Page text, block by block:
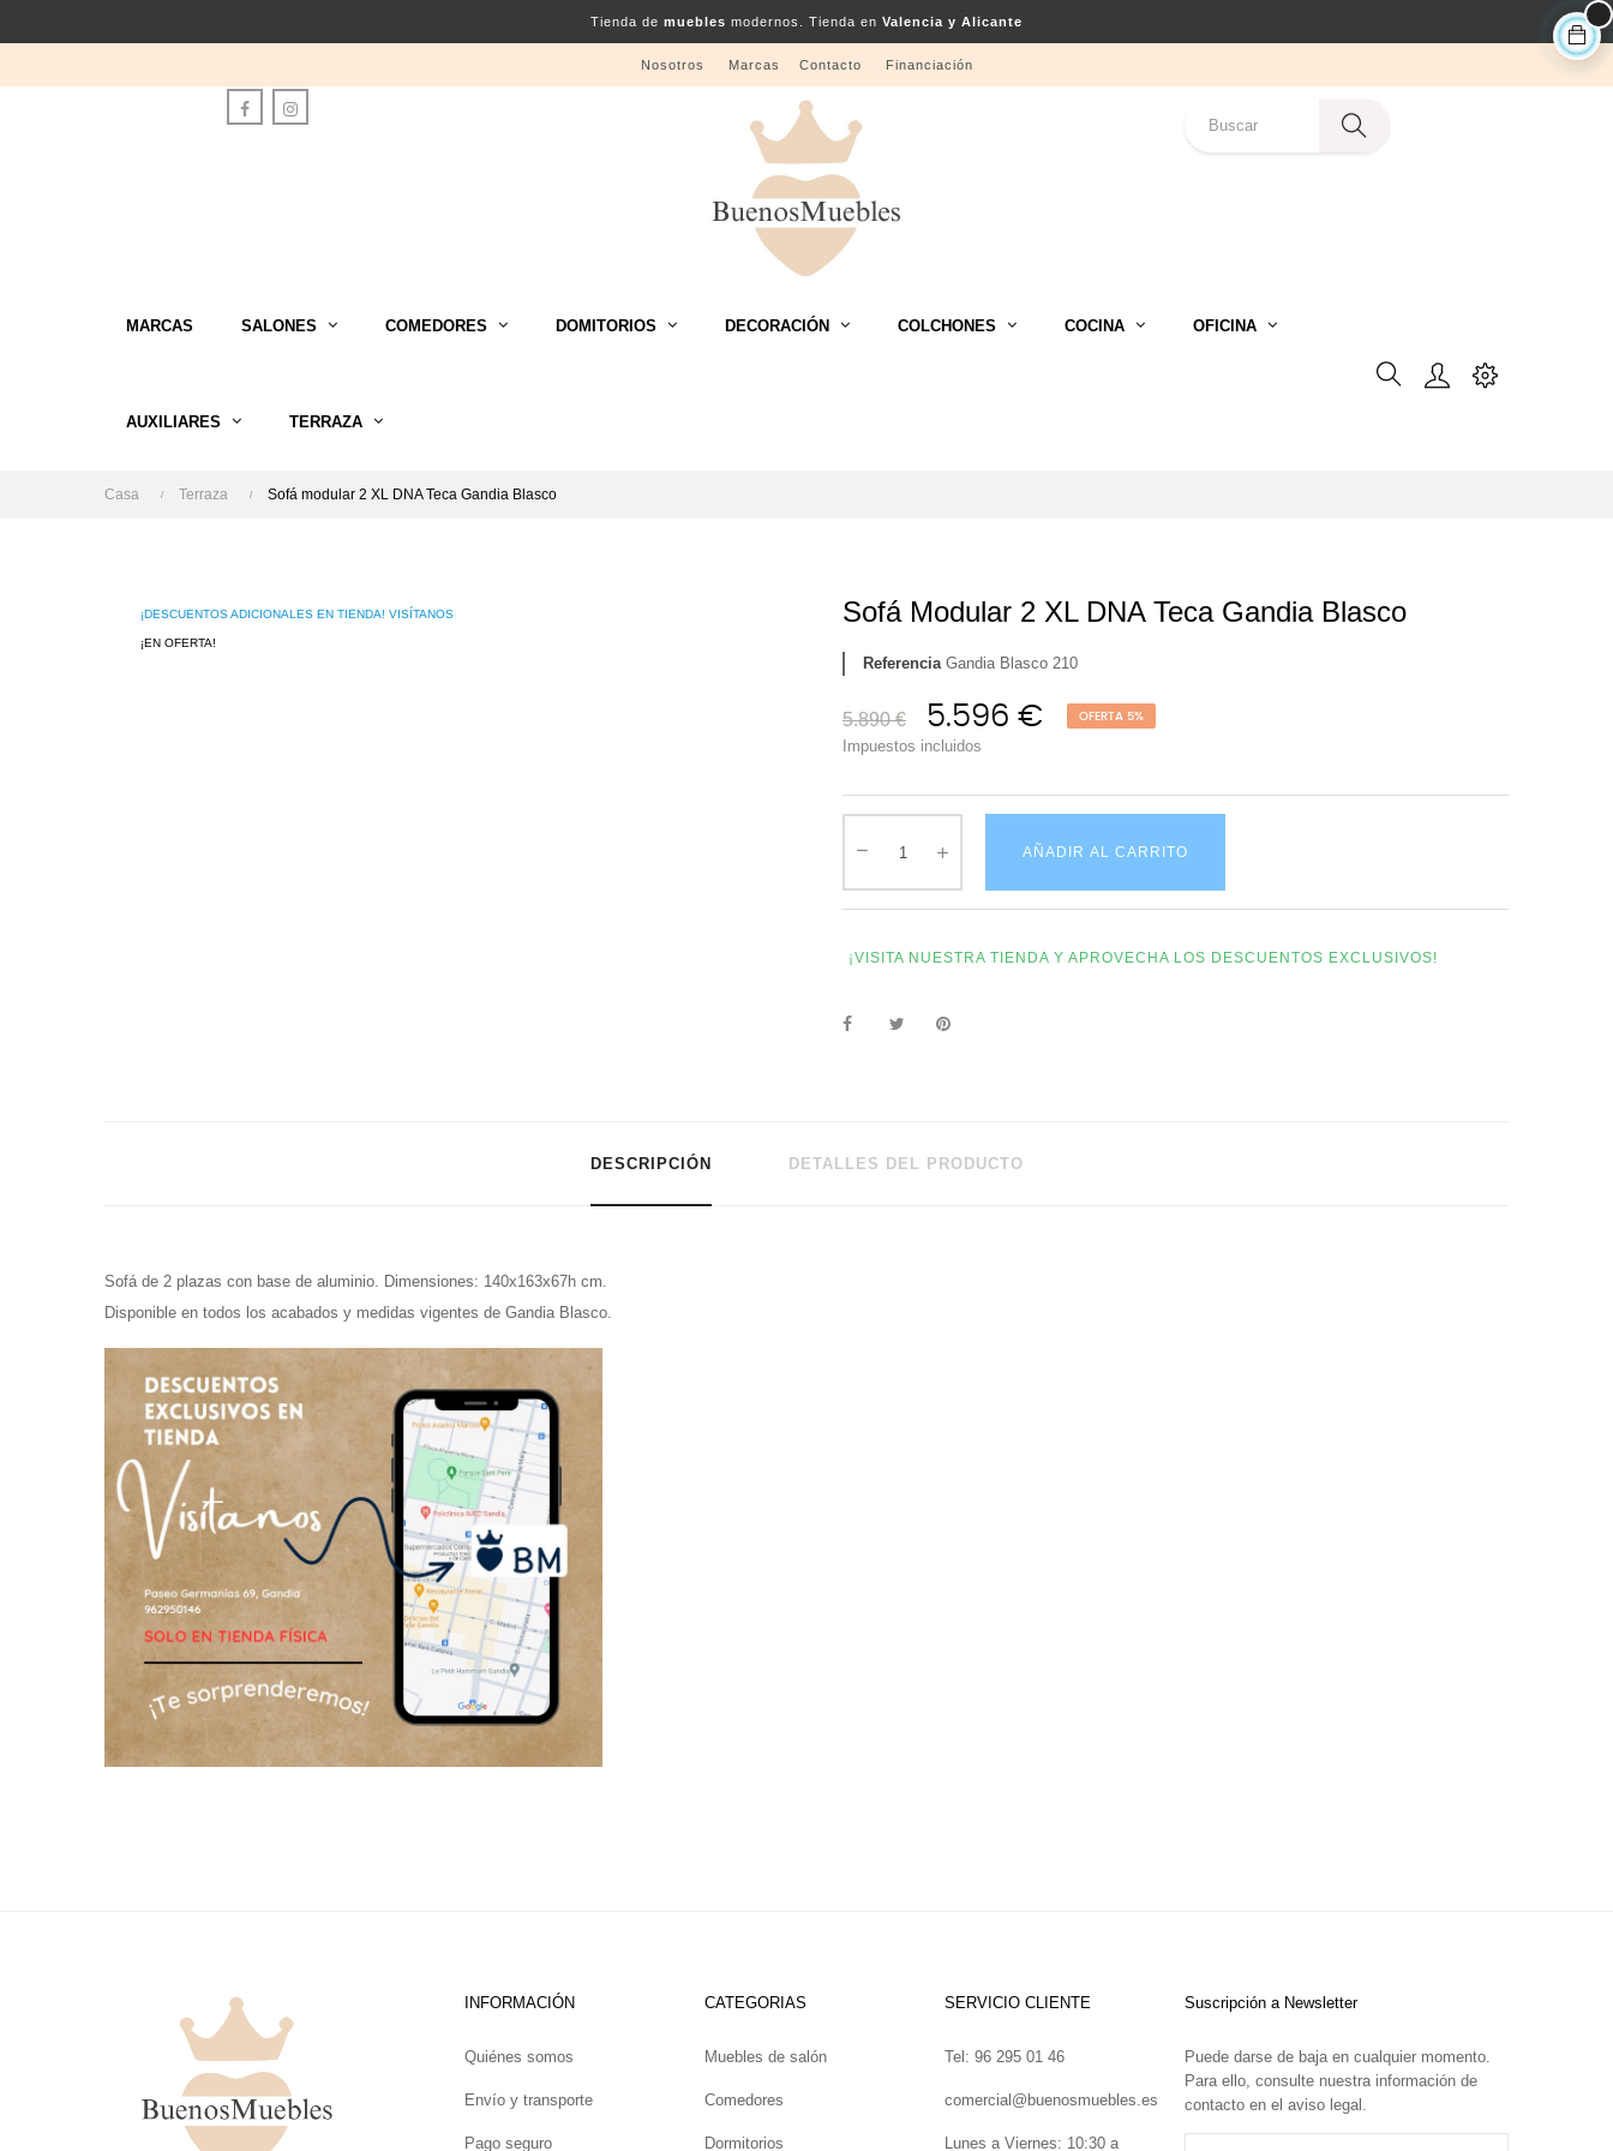
Tienda de muebles modernos. Tienda en Valencia y Alicante
Nosotros Marcas Contacto Financiación
Facebook
MARCAS SALONES COMEDORES DOMITORIOS DECORACIÓN COLCHONES COCINA OFICINA
AUXILIARES TERRAZA
Casa Terraza Sofá modular 2 XL DNA Teca Gandia Blasco
¡DESCUENTOS ADICIONALES EN TIENDA! VISÍTANOS
¡EN OFERTA!
Sofá Modular 2 XL DNA Teca Gandia Blasco
Referencia Gandia Blasco 210
5.890 € 5.596 € OFERTA 5%
Impuestos incluidos
AÑADIR AL CARRITO
¡VISITA NUESTRA TIENDA Y APROVECHA LOS DESCUENTOS EXCLUSIVOS!
DESCRIPCIÓN DETALLES DEL PRODUCTO
Sofá de 2 plazas con base de aluminio. Dimensiones: 140x163x67h cm.
Disponible en todos los acabados y medidas vigentes de Gandia Blasco.
INFORMACIÓN
Quiénes somos
Envío y transporte
Pago seguro
CATEGORIAS
Muebles de salón
Comedores
Dormitorios
SERVICIO CLIENTE
Tel: 96 295 01 46
comercial@buenosmuebles.es
Lunes a Viernes: 10:30 a
Suscripción a Newsletter
Puede darse de baja en cualquier momento.
Para ello, consulte nuestra información de
contacto en el aviso legal.